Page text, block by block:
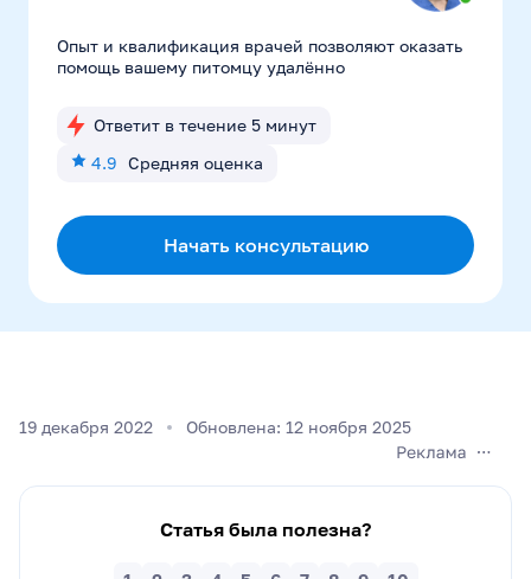
Опыт и квалификация врачей позволяют оказать
помощь вашему питомцу удалённо
Ответит в течение 5 минут
4.9 Средняя оценка
Начать консультацию
19 декабря 2022 Обновлена: 12 ноября 2025
Статья была полезна?